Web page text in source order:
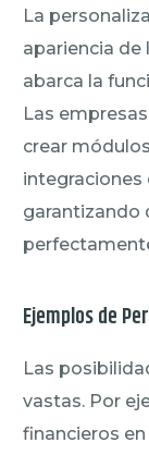
La
apariencia de
abarca la
Las
crear
integraciones
garantizando
Ejemplos de
Las
vastas. Por
financieros